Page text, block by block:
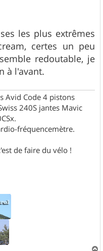
les plus extrêmes
certes un peu
redoutable, je
à l'avant.
Avid Code 4 pistons
240S jantes Mavic
fréquencemètre.
de faire du vélo !